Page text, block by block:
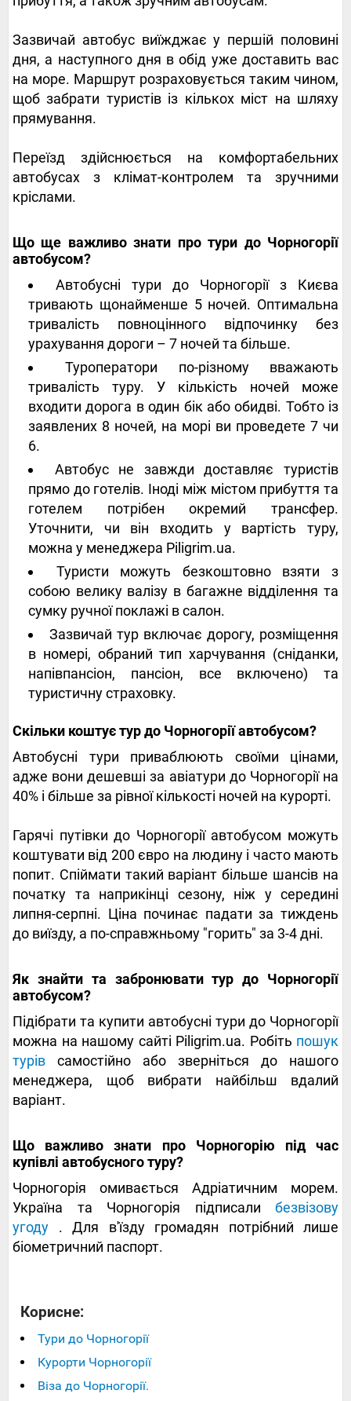
Зазвичай автобус виїжджає у першій половині
дня, а наступного дня в обід уже доставить вас
на море. Маршрут розраховується таким чином,
щоб забрати туристів із кількох міст на шляху
прямування.
Переїзд здійснюється на комфортабельних
автобусах з клімат-контролем та зручними
кріслами.
‍‍Що ще важливо знати про тури до Чорногорії
автобусом?
Автобусні тури до Чорногорії з Києва
тривають щонайменше 5 ночей. Оптимальна
тривалість повноцінного відпочинку без
урахування дороги – 7 ночей та більше.
Туроператори по-різному вважають
тривалість туру. У кількість ночей може
входити дорога в один бік або обидві. Тобто із
заявлених 8 ночей, на морі ви проведете 7 чи
6.
Автобус не завжди доставляє туристів
прямо до готелів. Іноді між містом прибуття та
готелем потрібен окремий трансфер.
Уточнити, чи він входить у вартість туру,
можна у менеджера Piligrim.ua.
Туристи можуть безкоштовно взяти з
собою велику валізу в багажне відділення та
сумку ручної поклажі в салон.
Зазвичай тур включає дорогу, розміщення
в номері, обраний тип харчування (сніданки,
напівпансіон, пансіон, все включено) та
туристичну страховку.
Скільки коштує тур до Чорногорії автобусом?
Автобусні тури приваблюють своїми цінами,
адже вони дешевші за авіатури до Чорногорії на
40% і більше за рівної кількості ночей на курорті.
Гарячі путівки до Чорногорії автобусом можуть
коштувати від 200 євро на людину і часто мають
попит. Спіймати такий варіант більше шансів на
початку та наприкінці сезону, ніж у середині
липня-серпні. Ціна починає падати за тиждень
до виїзду, а по-справжньому "горить" за 3-4 дні.
‍‍Як знайти та забронювати тур до Чорногорії
автобусом?
Підібрати та купити автобусні тури до Чорногорії
можна на нашому сайті Piligrim.ua. Робіть пошук
турів самостійно або зверніться до нашого
менеджера, щоб вибрати найбільш вдалий
варіант.
Що важливо знати про Чорногорію під час
купівлі автобусного туру?
Чорногорія омивається Адріатичним морем.
Україна та Чорногорія підписали безвізову
угоду . Для в'їзду громадян потрібний лише
біометричний паспорт.
Корисне:
Тури до Чорногорії
Курорти Чорногорії
Віза до Чорногорії.